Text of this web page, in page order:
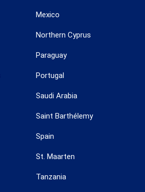
Mexico
Northern Cyprus
Paraguay
Portugal
Saudi Arabia
Saint Barthélemy
Spain
St. Maarten
Tanzania